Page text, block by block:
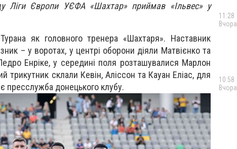
Ліги Європи УЄФА «Шахтар» приймав «Ільвес» у
як головного тренера «Шахтаря». Наставник
– у воротах, у центрі оборони діяли Матвієнко та
Енріке, у середині поля розташувалися Марлон
трикутник склали Кевін, Аліссон та Кауан Еліас, для
пресслужба донецького клубу.
11:28
Вчора
10:58
Вчора